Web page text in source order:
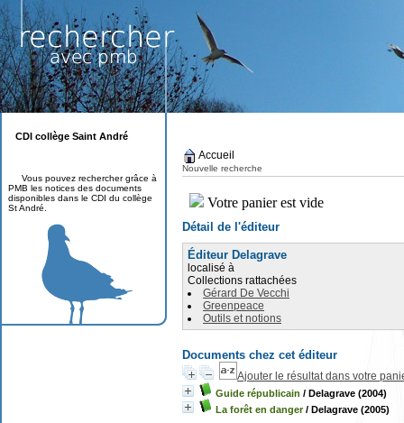
Accueil
Nouvelle recherche
Détail de l'éditeur
Éditeur Delagrave
localisé à
Collections rattachées
Gérard De Vecchi
Greenpeace
Outils et notions
Documents chez cet éditeur
Ajouter le résultat dans votre
Guide républicain / Delagrave (2004)
La forêt en danger/ Delagrave (2005)
CDI collège Saint André
Vous pouvez rechercher grâce à
PMB les notices des documents
disponibles dans le CDI du collège
St André.